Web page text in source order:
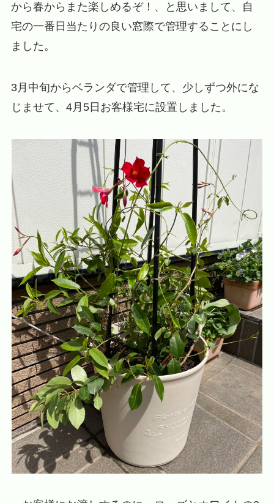
から春からまた楽しめるぞ！、と思いまして、自
宅の一番日当たりの良い窓際で管理することにし
ました。
3月中旬からベランダで管理して、少しずつ外にな
じませて、4月5日お客様宅に設置しました。